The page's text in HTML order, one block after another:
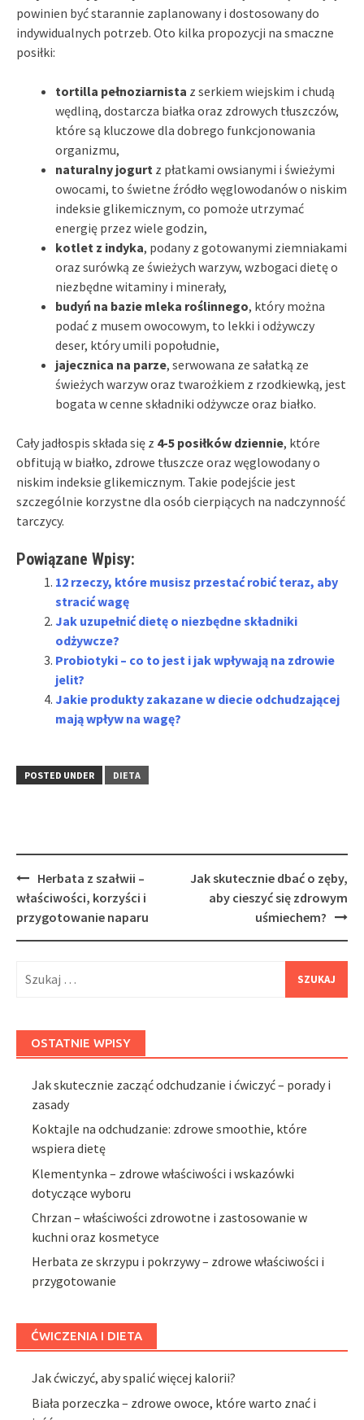
powinien być starannie zaplanowany i dostosowany do
indywidualnych potrzeb. Oto kilka propozycji na smaczne
posiłki:
tortilla pełnoziarnista z serkiem wiejskim i chudą
wędliną, dostarcza białka oraz zdrowych tłuszczów,
które są kluczowe dla dobrego funkcjonowania
organizmu,
naturalny jogurt z płatkami owsianymi i świeżymi
owocami, to świetne źródło węglowodanów o niskim
indeksie glikemicznym, co pomoże utrzymać
energię przez wiele godzin,
kotlet z indyka, podany z gotowanymi ziemniakami
oraz surówką ze świeżych warzyw, wzbogaci dietę o
niezbędne witaminy i minerały,
budyń na bazie mleka roślinnego, który można
podać z musem owocowym, to lekki i odżywczy
deser, który umili popołudnie,
jajecznica na parze, serwowana ze sałatką ze
świeżych warzyw oraz twarożkiem z rzodkiewką, jest
bogata w cenne składniki odżywcze oraz białko.
Cały jadłospis składa się z 4-5 posiłków dziennie, które
obfitują w białko, zdrowe tłuszcze oraz węglowodany o
niskim indeksie glikemicznym. Takie podejście jest
szczególnie korzystne dla osób cierpiących na nadczynność
tarczycy.
Powiązane Wpisy:
12 rzeczy, które musisz przestać robić teraz, aby
stracić wagę
Jak uzupełnić dietę o niezbędne składniki
odżywcze?
Probiotyki – co to jest i jak wpływają na zdrowie
jelit?
Jakie produkty zakazane w diecie odchudzającej
mają wpływ na wagę?
POSTED UNDER DIETA
Post
navigation
Herbata z szałwii –
właściwości, korzyści i
przygotowanie naparu
Jak skutecznie dbać o zęby,
aby cieszyć się zdrowym
uśmiechem?
OSTATNIE WPISY
Jak skutecznie zacząć odchudzanie i ćwiczyć – porady i
zasady
Koktajle na odchudzanie: zdrowe smoothie, które
wspiera dietę
Klementynka – zdrowe właściwości i wskazówki
dotyczące wyboru
Chrzan – właściwości zdrowotne i zastosowanie w
kuchni oraz kosmetyce
Herbata ze skrzypu i pokrzywy – zdrowe właściwości i
przygotowanie
ĆWICZENIA I DIETA
Jak ćwiczyć, aby spalić więcej kalorii?
Biała porzeczka – zdrowe owoce, które warto znać i